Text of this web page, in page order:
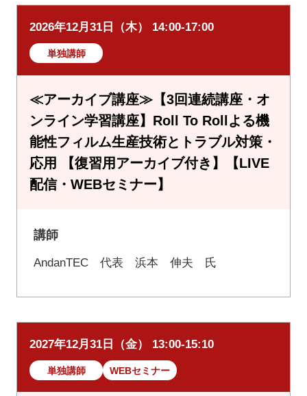
2026年12月31日（木） 14:00-17:00
単独講師
≪アーカイブ講座≫【3回連続講座・オ
ンライン学習講座】Roll To Rollよる機
能性フィルム生産技術とトラブル対策・
応用 【復習用アーカイブ付き】【LIVE
配信・WEBセミナー】
講師
AndanTEC 代表 浜本 伸夫 氏
2027年12月31日（金） 13:00-15:10
単独講師 WEBセミナー